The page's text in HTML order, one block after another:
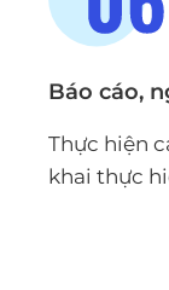
Báo cáo,
Thực hiện
khai thực